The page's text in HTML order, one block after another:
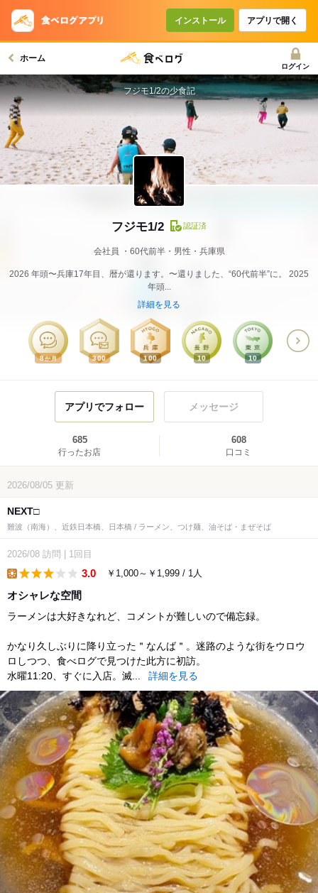
インストール アプリで開く
ホーム
ログイン
フジモ1/2 認証済
会社員 60代前半・男性・兵庫県
2026 年頭〜兵庫17年目、暦が還ります。〜還りました、“60代前半”に。 2025
年頭...
詳細を見る
8か月 300 100 10 10
フジモ1/2の少食記
アプリでフォロー メッセージ
685
行ったお店
608
口コミ
2026/08/05 更新
NEXT□
難波（南海）、近鉄日本橋、日本橋 / ラーメン、つけ麺、油そば・まぜそば
2026/08 訪問 1回目
3.0 ￥1,000～￥1,999 / 1人
オシャレな空間
ラーメンは大好きなれど、コメントが難しいので備忘録。
かなり久しぶりに降り立った＂なんば＂。迷路のような街をウロウ
ロしつつ、食べログで見つけた此方に初訪。
水曜11:20、すぐに入店。滅...
詳細を見る